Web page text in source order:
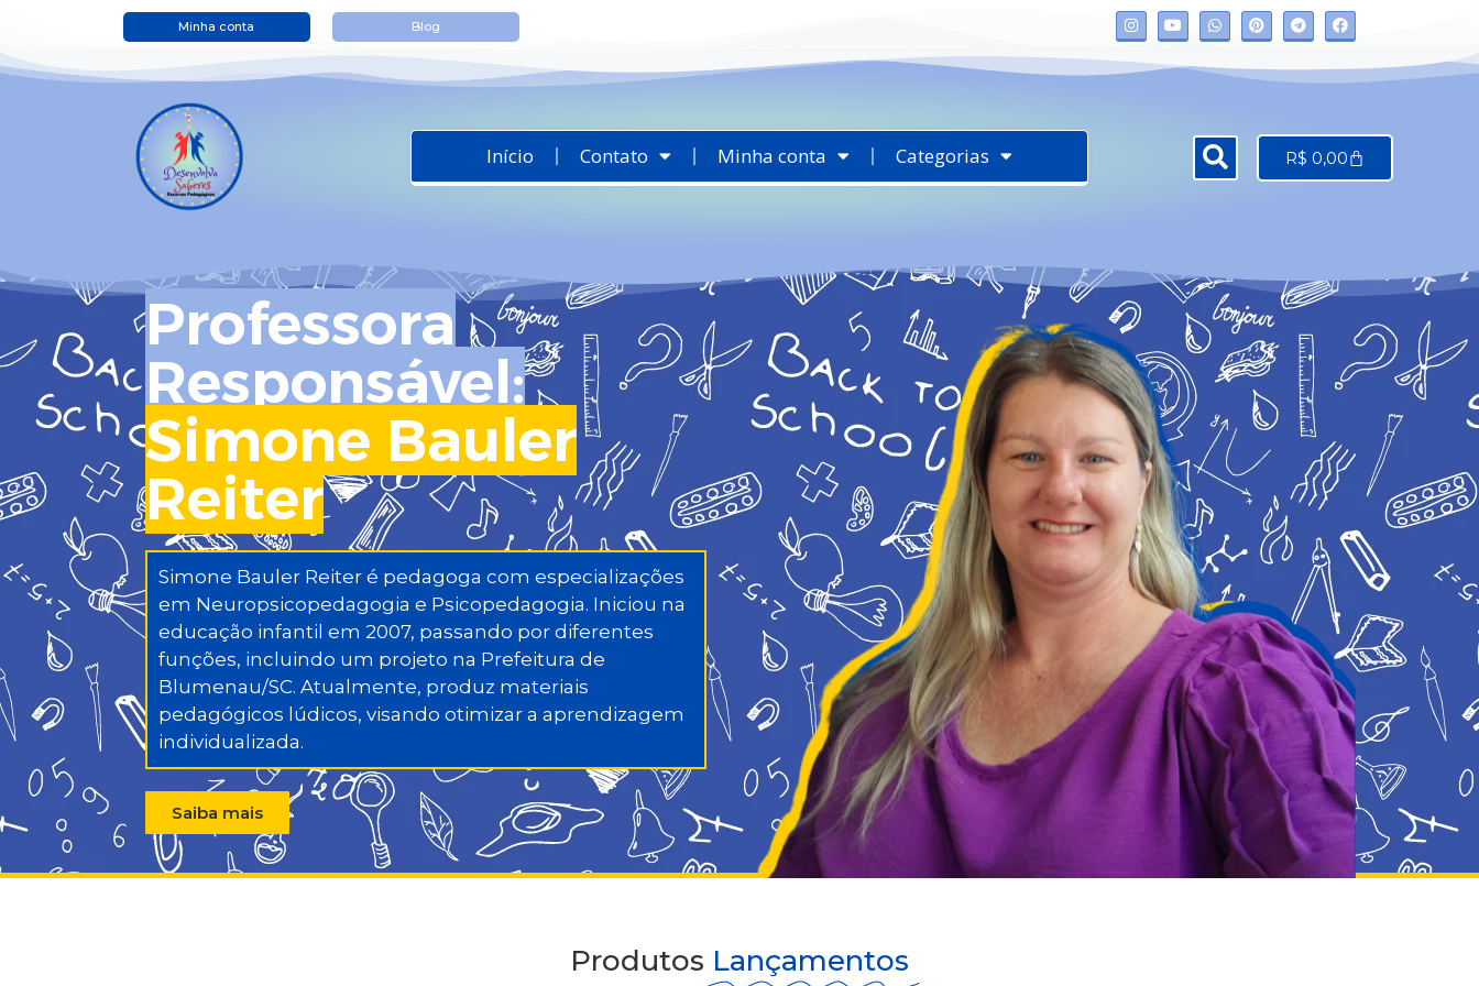
Minha conta Blog
Início Contato Minha conta Categorias R$ 0,00
Professora
Responsável:
Simone Bauler
Reiter
Simone Bauler Reiter é pedagoga com especializações
em Neuropsicopedagogia e Psicopedagogia. Iniciou na
educação infantil em 2007, passando por diferentes
funções, incluindo um projeto na Prefeitura de
Blumenau/SC. Atualmente, produz materiais
pedagógicos lúdicos, visando otimizar a aprendizagem
individualizada.
Saiba mais
Produtos Lançamentos